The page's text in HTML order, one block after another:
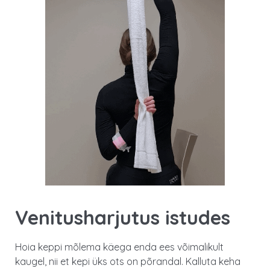
Venitusharjutus istudes
Hoia keppi mõlema käega enda ees võimalikult
kaugel, nii et kepi üks ots on põrandal. Kalluta keha